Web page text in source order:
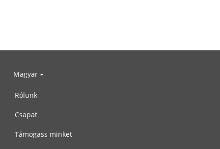
Magyar
Rólunk
Csapat
Támogass minket